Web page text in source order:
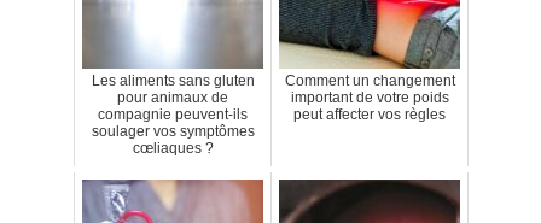
Les aliments sans gluten
pour animaux de
compagnie peuvent-ils
soulager vos symptômes
cœliaques ?
Comment un changement
important de votre poids
peut affecter vos règles